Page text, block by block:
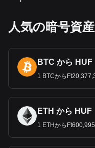
人気の暗号資
BTC から HUF
1 BTCから
ETH から HUF
1 ETHから